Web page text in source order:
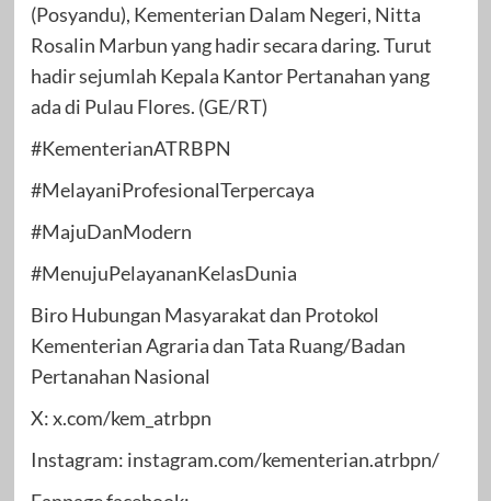
(Posyandu), Kementerian Dalam Negeri, Nitta
Rosalin Marbun yang hadir secara daring. Turut
hadir sejumlah Kepala Kantor Pertanahan yang
ada di Pulau Flores. (GE/RT)
#KementerianATRBPN
#MelayaniProfesionalTerpercaya
#MajuDanModern
#MenujuPelayananKelasDunia
Biro Hubungan Masyarakat dan Protokol
Kementerian Agraria dan Tata Ruang/Badan
Pertanahan Nasional
X: x.com/kem_atrbpn
Instagram: instagram.com/kementerian.atrbpn/